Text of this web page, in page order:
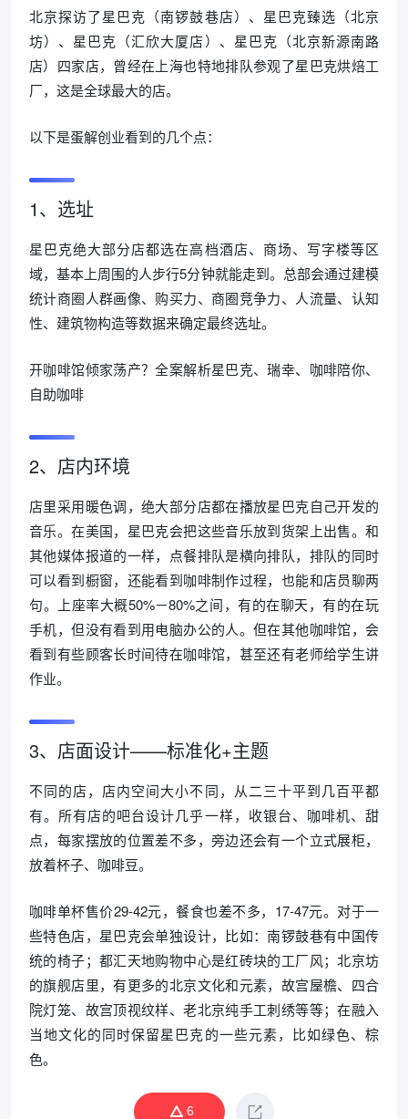
北京探访了星巴克（南锣鼓巷店）、星巴克臻选（北京
坊）、星巴克（汇欣大厦店）、星巴克（北京新源南路
店）四家店，曾经在上海也特地排队参观了星巴克烘焙工
厂，这是全球最大的店。
以下是蛋解创业看到的几个点：
1、选址
星巴克绝大部分店都选在高档酒店、商场、写字楼等区
域，基本上周围的人步行5分钟就能走到。总部会通过建模
统计商圈人群画像、购买力、商圈竞争力、人流量、认知
性、建筑物构造等数据来确定最终选址。
开咖啡馆倾家荡产？全案解析星巴克、瑞幸、咖啡陪你、
自助咖啡
2、店内环境
店里采用暖色调，绝大部分店都在播放星巴克自己开发的
音乐。在美国，星巴克会把这些音乐放到货架上出售。和
其他媒体报道的一样，点餐排队是横向排队，排队的同时
可以看到橱窗，还能看到咖啡制作过程，也能和店员聊两
句。上座率大概50%－80%之间，有的在聊天，有的在玩
手机，但没有看到用电脑办公的人。但在其他咖啡馆，会
看到有些顾客长时间待在咖啡馆，甚至还有老师给学生讲
作业。
3、店面设计——标准化+主题
不同的店，店内空间大小不同，从二三十平到几百平都
有。所有店的吧台设计几乎一样，收银台、咖啡机、甜
点，每家摆放的位置差不多，旁边还会有一个立式展柜，
放着杯子、咖啡豆。
咖啡单杯售价29-42元，餐食也差不多，17-47元。对于一
些特色店，星巴克会单独设计，比如：南锣鼓巷有中国传
统的椅子；都汇天地购物中心是红砖块的工厂风；北京坊
的旗舰店里，有更多的北京文化和元素，故宫屋檐、四合
院灯笼、故宫顶视纹样、老北京纯手工刺绣等等；在融入
当地文化的同时保留星巴克的一些元素，比如绿色、棕
色。
6